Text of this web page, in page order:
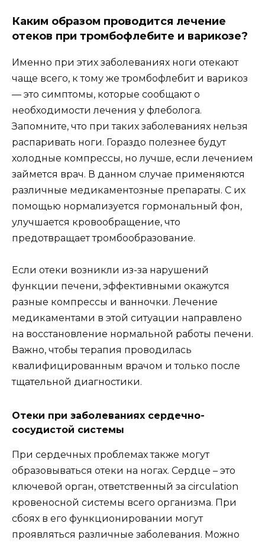
Каким образом проводится лечение
отеков при тромбофлебите и варикозе?
Именно при этих заболеваниях ноги отекают
чаще всего, к тому же тромбофлебит и варикоз
— это симптомы, которые сообщают о
необходимости лечения у флеболога.
Запомните, что при таких заболеваниях нельзя
распаривать ноги. Гораздо полезнее будут
холодные компрессы, но лучше, если лечением
займется врач. В данном случае применяются
различные медикаментозные препараты. С их
помощью нормализуется гормональный фон,
улучшается кровообращение, что
предотвращает тромбообразование.
Если отеки возникли из-за нарушений
функции печени, эффективными окажутся
разные компрессы и ванночки. Лечение
медикаментами в этой ситуации направлено
на восстановление нормальной работы печени.
Важно, чтобы терапия проводилась
квалифицированным врачом и только после
тщательной диагностики.
Отеки при заболеваниях сердечно-
сосудистой системы
При сердечных проблемах также могут
образовываться отеки на ногах. Сердце – это
ключевой орган, ответственный за circulation
кровеносной системы всего организма. При
сбоях в его функционировании могут
проявляться различные заболевания. Можно